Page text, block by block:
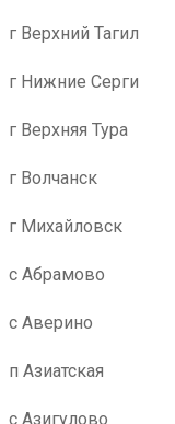
г Верхний Тагил
г Нижние Серги
г Верхняя Тура
г Волчанск
г Михайловск
с Абрамово
с Аверино
п Азиатская
с Азигулово